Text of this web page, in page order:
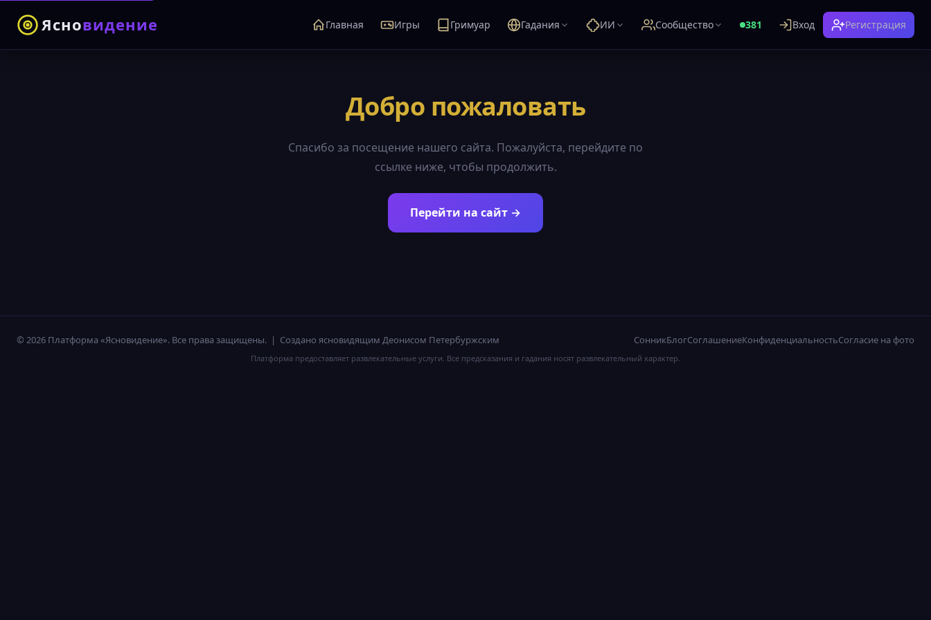
Ясновидение Главная Игры Гримуар Гадания ИИ Сообщество 381 Вход Регистрация
Добро пожаловать
Спасибо за посещение нашего сайта. Пожалуйста, перейдите по
ссылке ниже, чтобы продолжить.
Перейти на сайт →
© 2026 Платформа «Ясновидение». Все права защищены. | Создано ясновидящим Деонисом Петербуржским СонникБлогСоглашениеКонфиденциальностьСогласие на фото
Платформа предоставляет развлекательные услуги. Все предсказания и гадания носят развлекательный характер.